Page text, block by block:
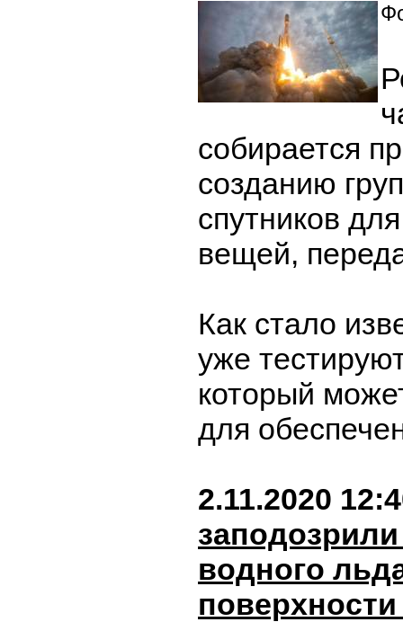
собирается
созданию
спутников
вещей,
Как стало
уже
который
для
2.11.2020
водного